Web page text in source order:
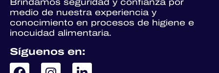
Brindamos seguridad y confianza por
medio de nuestra experiencia y
conocimiento en procesos de higiene e
inocuidad alimentaria.
Síguenos en: